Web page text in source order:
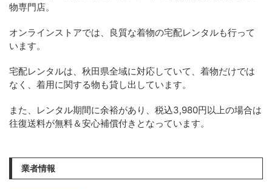
物専門店。
オンラインストアでは、良質な着物の宅配レンタルも行って
います。
宅配レンタルは、秋田県全域に対応していて、着物だけでは
なく、着用に関する物も貸し出しています。
また、レンタル期間に余裕があり、税込3,980円以上の場合は
往復送料が無料＆安心補償付きとなっています。
業者情報